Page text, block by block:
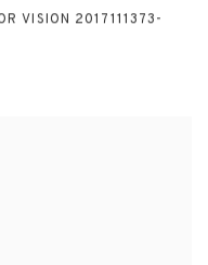
VISION 2017111373-